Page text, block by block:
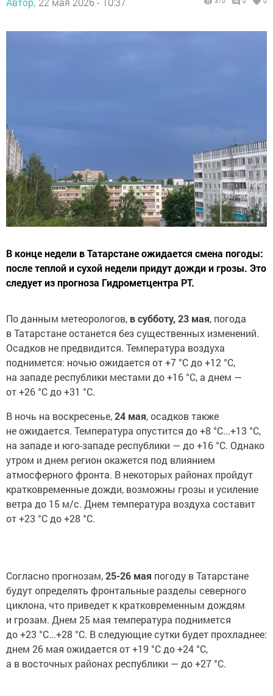
В конце недели в Татарстане ожидается смена погоды:
после теплой и сухой недели придут дожди и грозы. Это
следует из прогноза Гидрометцентра РТ.
По данным метеорологов, в субботу, 23 мая, погода
в Татарстане останется без существенных изменений.
Осадков не предвидится. Температура воздуха
поднимется: ночью ожидается от +7 °С до +12 °С,
на западе республики местами до +16 °С, а днем —
от +26 °С до +31 °С.
В ночь на воскресенье,24 мая, осадков также
не ожидается. Температура опустится до +8 °С...+13 °С,
на западе и юго-западе республики — до +16 °С. Однако
утром и днем регион окажется под влиянием
атмосферного фронта. В некоторых районах пройдут
кратковременные дожди, возможны грозы и усиление
ветра до 15 м/с. Днем температура воздуха составит
от +23 °С до +28 °С.
Согласно прогнозам,25-26 мая погоду в Татарстане
будут определять фронтальные разделы северного
циклона, что приведет к кратковременным дождям
и грозам. Днем 25 мая температура поднимется
до +23 °С...+28 °С. В следующие сутки будет прохладнее:
днем 26 мая ожидается от +19 °С до +24 °С,
а в восточных районах республики — до +27 °С.